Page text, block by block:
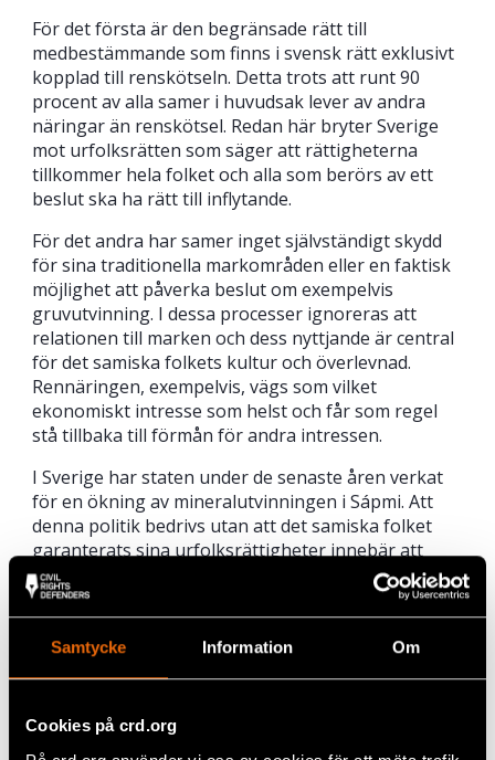
Samtycke Information Om
Cookies på crd.org
För det första är den begränsade rätt till
medbestämmande som finns i svensk rätt exklusivt
kopplad till renskötseln. Detta trots att runt 90
procent av alla samer i huvudsak lever av andra
näringar än renskötsel. Redan här bryter Sverige
mot urfolksrätten som säger att rättigheterna
tillkommer hela folket och alla som berörs av ett
beslut ska ha rätt till inflytande.
För det andra har samer inget självständigt skydd
för sina traditionella markområden eller en faktisk
möjlighet att påverka beslut om exempelvis
gruvutvinning. I dessa processer ignoreras att
relationen till marken och dess nyttjande är central
för det samiska folkets kultur och överlevnad.
Rennäringen, exempelvis, vägs som vilket
ekonomiskt intresse som helst och får som regel
stå tillbaka till förmån för andra intressen.
I Sverige har staten under de senaste åren verkat
för en ökning av mineralutvinningen i Sápmi. Att
denna politik bedrivs utan att det samiska folket
garanterats sina urfolksrättigheter innebär att
samers rättigheter urholkas än mer.
Den nya regeringen vill leva upptill Sveriges goda
rykte när det gäller mänskliga rättigheter, men då
är det dags att ta samernas urfolksrättigheter på
Rätten till informerat samtycke måste garanteras.